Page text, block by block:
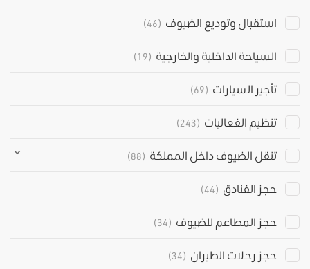
استقبال وتوديع الضيوف (46)
السياحة الداخلية والخارجية (19)
تأجير السيارات (69)
تنظيم الفعاليات (243)
تنقل الضيوف داخل المملكة (88)
حجز الفنادق (44)
حجز المطاعم للضيوف (34)
حجز رحلات الطيران (34)